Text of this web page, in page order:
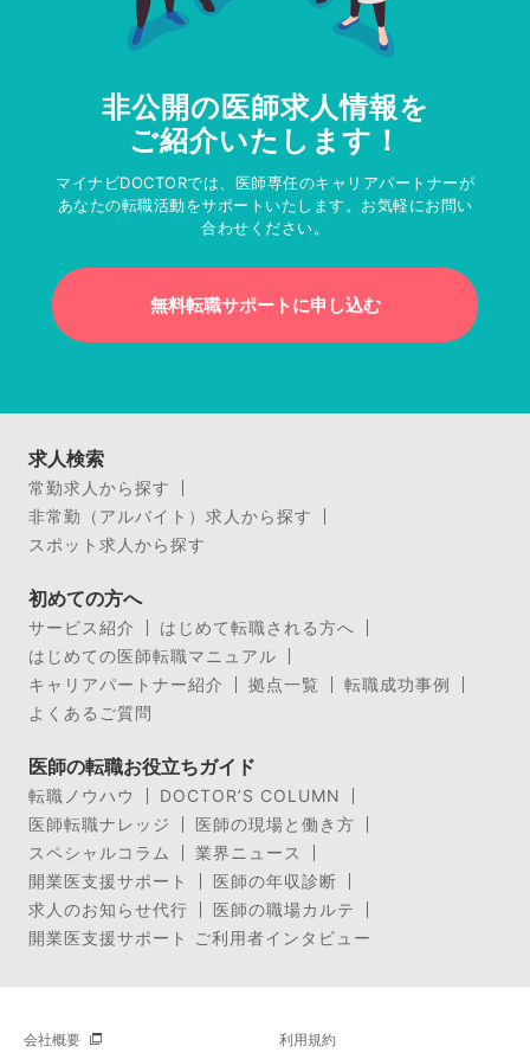
非公開の医師求人情報を
ご紹介いたします！
マイナビDOCTORでは、医師専任のキャリアパートナーが
あなたの転職活動をサポートいたします。お気軽にお問い
合わせください。
無料転職サポートに申し込む
求人検索
常勤求人から探す
非常勤（アルバイト）求人から探す
スポット求人から探す
初めての方へ
サービス紹介
はじめて転職される方へ
はじめての医師転職マニュアル
キャリアパートナー紹介
拠点一覧
転職成功事例
よくあるご質問
医師の転職お役立ちガイド
転職ノウハウ
DOCTOR’S COLUMN
医師転職ナレッジ
医師の現場と働き方
スペシャルコラム
業界ニュース
開業医支援サポート
医師の年収診断
求人のお知らせ代行
医師の職場カルテ
開業医支援サポート ご利用者インタビュー
会社概要 利用規約